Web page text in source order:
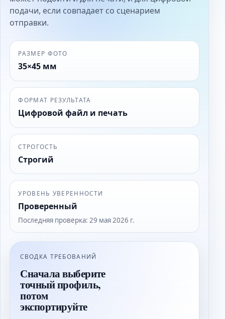
подачи, если совпадает со сценарием
отправки.
РАЗМЕР ФОТО
35×45 мм
ФОРМАТ РЕЗУЛЬТАТА
Цифровой файл и печать
СТРОГОСТЬ
Строгий
УРОВЕНЬ УВЕРЕННОСТИ
Проверенный
Последняя проверка:29 мая 2026 г.
СВОДКА ТРЕБОВАНИЙ
Сначала выберите
точный профиль,
потом
экспортируйте